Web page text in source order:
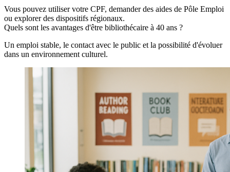
Vous pouvez utiliser votre CPF, demander des aides de Pôle Emploi
ou explorer des dispositifs régionaux.
Quels sont les avantages d'être bibliothécaire à 40 ans ?
Un emploi stable, le contact avec le public et la possibilité d'évoluer
dans un environnement culturel.